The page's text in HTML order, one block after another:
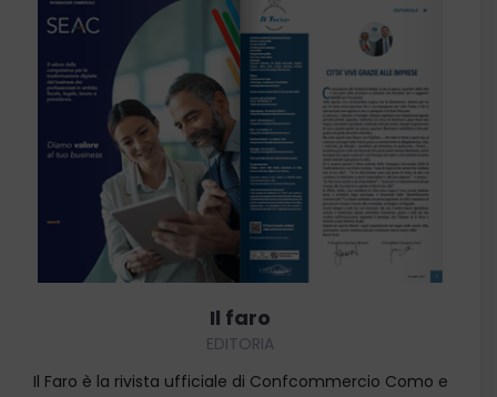
SCOPRI
Il faro
EDITORIA
Il Faro è la rivista ufficiale di Confcommercio Como e